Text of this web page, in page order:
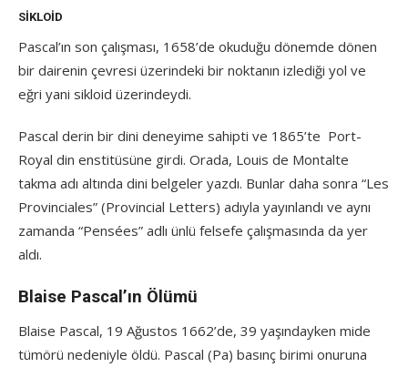
SIKLOID
Pascal’ın son çalışması, 1658’de okuduğu dönemde dönen
bir dairenin çevresi üzerindeki bir noktanın izlediği yol ve
eğri yani sikloid üzerindeydi.
Pascal derin bir dini deneyime sahipti ve 1865’te Port-
Royal din enstitüsüne girdi. Orada, Louis de Montalte
takma adı altında dini belgeler yazdı. Bunlar daha sonra “Les
Provinciales” (Provincial Letters) adıyla yayınlandı ve aynı
zamanda “Pensées” adlı ünlü felsefe çalışmasında da yer
aldı.
Blaise Pascal’ın Ölümü
Blaise Pascal, 19 Ağustos 1662’de, 39 yaşındayken mide
tümörü nedeniyle öldü. Pascal (Pa) basınç birimi onuruna